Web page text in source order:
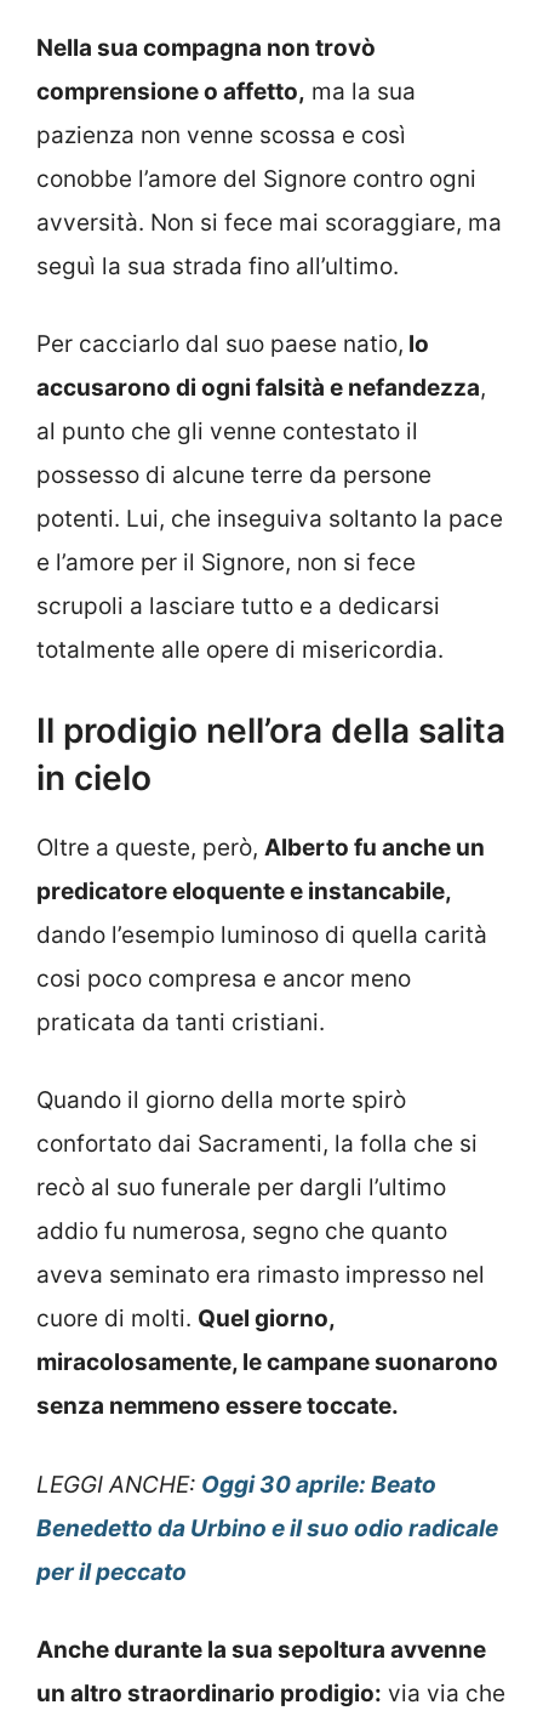
Nella sua compagna non trovò
comprensione o affetto, ma la sua
pazienza non venne scossa e così
conobbe l’amore del Signore contro ogni
avversità. Non si fece mai scoraggiare, ma
seguì la sua strada fino all’ultimo.
Per cacciarlo dal suo paese natio, lo
accusarono di ogni falsità e nefandezza,
al punto che gli venne contestato il
possesso di alcune terre da persone
potenti. Lui, che inseguiva soltanto la pace
e l’amore per il Signore, non si fece
scrupoli a lasciare tutto e a dedicarsi
totalmente alle opere di misericordia.
Il prodigio nell’ora della salita
in cielo
Oltre a queste, però, Alberto fu anche un
predicatore eloquente e instancabile,
dando l’esempio luminoso di quella carità
cosi poco compresa e ancor meno
praticata da tanti cristiani.
Quando il giorno della morte spirò
confortato dai Sacramenti, la folla che si
recò al suo funerale per dargli l’ultimo
addio fu numerosa, segno che quanto
aveva seminato era rimasto impresso nel
cuore di molti. Quel giorno,
miracolosamente, le campane suonarono
senza nemmeno essere toccate.
LEGGI ANCHE: Oggi 30 aprile: Beato
Benedetto da Urbino e il suo odio radicale
per il peccato
Anche durante la sua sepoltura avvenne
un altro straordinario prodigio: via via che